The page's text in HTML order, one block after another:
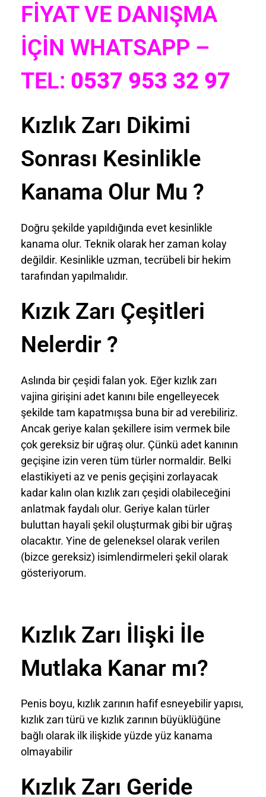
FİYAT VE DANIŞMA
İÇİN WHATSAPP –
TEL: 0537 953 32 97
Kızlık Zarı Dikimi
Sonrası Kesinlikle
Kanama Olur Mu ?
Doğru şekilde yapıldığında evet kesinlikle
kanama olur. Teknik olarak her zaman kolay
değildir. Kesinlikle uzman, tecrübeli bir hekim
tarafından yapılmalıdır.
Kızık Zarı Çeşitleri
Nelerdir ?
Aslında bir çeşidi falan yok. Eğer kızlık zarı
vajina girişini adet kanını bile engelleyecek
şekilde tam kapatmışsa buna bir ad verebiliriz.
Ancak geriye kalan şekillere isim vermek bile
çok gereksiz bir uğraş olur. Çünkü adet kanının
geçişine izin veren tüm türler normaldir. Belki
elastikiyeti az ve penis geçişini zorlayacak
kadar kalın olan kızlık zarı çeşidi olabileceğini
anlatmak faydalı olur. Geriye kalan türler
buluttan hayali şekil oluşturmak gibi bir uğraş
olacaktır. Yine de geleneksel olarak verilen
(bizce gereksiz) isimlendirmeleri şekil olarak
gösteriyorum.
Kızlık Zarı İlişki İle
Mutlaka Kanar mı?
Penis boyu, kızlık zarının hafif esneyebilir yapısı,
kızlık zarı türü ve kızlık zarının büyüklüğüne
bağlı olarak ilk ilişkide yüzde yüz kanama
olmayabilir
Kızlık Zarı Geride